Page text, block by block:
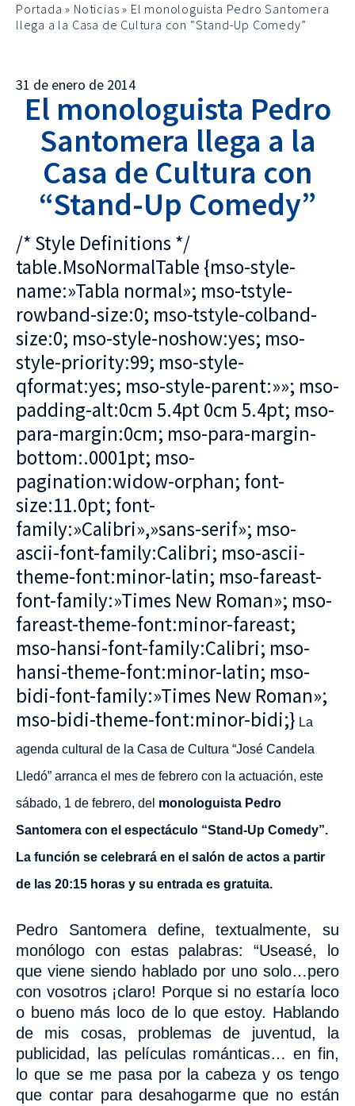
Portada » Noticias » El monologuista Pedro Santomera
llega a la Casa de Cultura con “Stand-Up Comedy”
31 de enero de 2014
El monologuista Pedro
Santomera llega a la
Casa de Cultura con
“Stand-Up Comedy”
/* Style Definitions */
table.MsoNormalTable {mso-style-
name:»Tabla normal»; mso-tstyle-
rowband-size:0; mso-tstyle-colband-
size:0; mso-style-noshow:yes; mso-
style-priority:99; mso-style-
qformat:yes; mso-style-parent:»»; mso-
padding-alt:0cm 5.4pt 0cm 5.4pt; mso-
para-margin:0cm; mso-para-margin-
bottom:.0001pt; mso-
pagination:widow-orphan; font-
size:11.0pt; font-
family:»Calibri»,»sans-serif»; mso-
ascii-font-family:Calibri; mso-ascii-
theme-font:minor-latin; mso-fareast-
font-family:»Times New Roman»; mso-
fareast-theme-font:minor-fareast;
mso-hansi-font-family:Calibri; mso-
hansi-theme-font:minor-latin; mso-
bidi-font-family:»Times New Roman»;
mso-bidi-theme-font:minor-bidi;} La
agenda cultural de la Casa de Cultura “José Candela
Lledó” arranca el mes de febrero con la actuación, este
sábado, 1 de febrero, del monologuista Pedro
Santomera con el espectáculo “Stand-Up Comedy”.
La función se celebrará en el salón de actos a partir
de las 20:15 horas y su entrada es gratuita.
Pedro Santomera define, textualmente, su
monólogo con estas palabras: “Useasé, lo
que viene siendo hablado por uno solo…pero
con vosotros ¡claro! Porque si no estaría loco
o bueno más loco de lo que estoy. Hablando
de mis cosas, problemas de juventud, la
publicidad, las películas románticas… en fin,
lo que se me pasa por la cabeza y os tengo
que contar para desahogarme que no están